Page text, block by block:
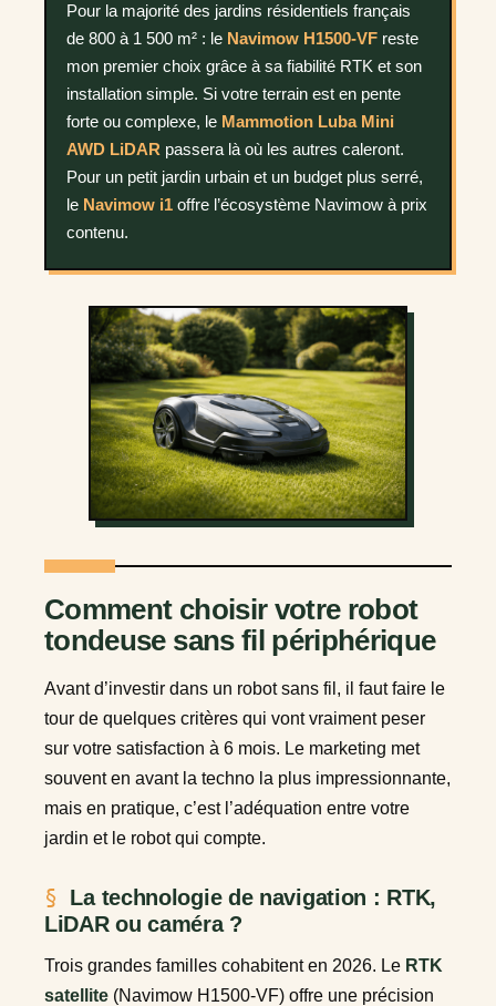
Pour la majorité des jardins résidentiels français
de 800 à 1 500 m² : le Navimow H1500-VF reste
mon premier choix grâce à sa fiabilité RTK et son
installation simple. Si votre terrain est en pente
forte ou complexe, le Mammotion Luba Mini
AWD LiDAR passera là où les autres caleront.
Pour un petit jardin urbain et un budget plus serré,
le Navimow i1 offre l’écosystème Navimow à prix
contenu.
Comment choisir votre robot
tondeuse sans fil périphérique
Avant d’investir dans un robot sans fil, il faut faire le
tour de quelques critères qui vont vraiment peser
sur votre satisfaction à 6 mois. Le marketing met
souvent en avant la techno la plus impressionnante,
mais en pratique, c’est l’adéquation entre votre
jardin et le robot qui compte.
La technologie de navigation : RTK,
LiDAR ou caméra ?
Trois grandes familles cohabitent en 2026. Le RTK
satellite (Navimow H1500-VF) offre une précision